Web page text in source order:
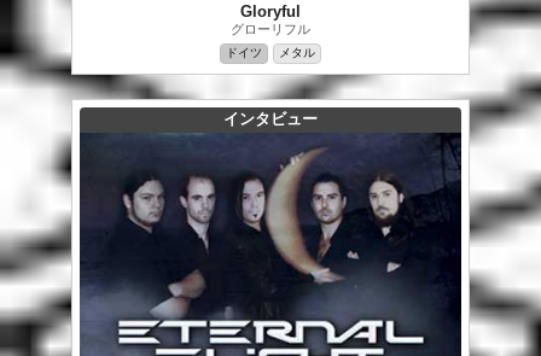
Gloryful
グローリフル
ドイツ メタル
インタビュー